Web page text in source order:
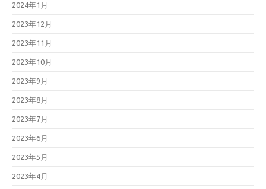
2024年1月
2023年12月
2023年11月
2023年10月
2023年9月
2023年8月
2023年7月
2023年6月
2023年5月
2023年4月